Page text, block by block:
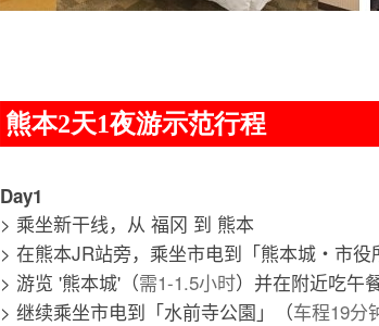
熊本2天1夜游示范行程
Day1
> 乘坐新干线，从 福冈 到 熊本
> 在熊本JR站旁，乘坐市电到「熊本城・市役
> 游览 '熊本城'（需1-1.5小时）并在附近吃午
> 继续乘坐市电到「水前寺公園」（车程19分